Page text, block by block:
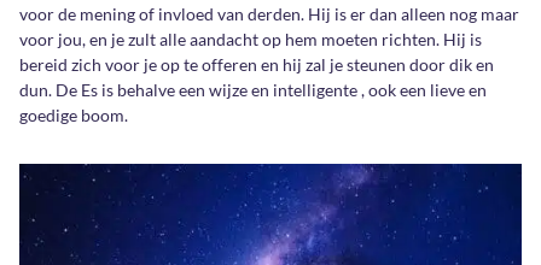
voor de mening of invloed van derden. Hij is er dan alleen nog maar
voor jou, en je zult alle aandacht op hem moeten richten. Hij is
bereid zich voor je op te offeren en hij zal je steunen door dik en
dun. De Es is behalve een wijze en intelligente , ook een lieve en
goedige boom.